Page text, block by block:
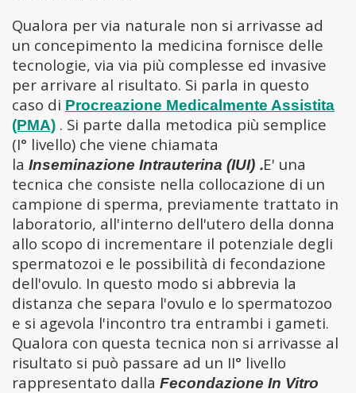
Qualora per via naturale non si arrivasse ad
un concepimento la medicina fornisce delle
tecnologie, via via più complesse ed invasive
per arrivare al risultato. Si parla in questo
caso di Procreazione Medicalmente Assistita
(PMA) . Si parte dalla metodica più semplice
(I° livello) che viene chiamata
la Inseminazione Intrauterina (IUI) .E' una
tecnica che consiste nella collocazione di un
campione di sperma, previamente trattato in
laboratorio, all'interno dell'utero della donna
allo scopo di incrementare il potenziale degli
spermatozoi e le possibilità di fecondazione
dell'ovulo. In questo modo si abbrevia la
distanza che separa l'ovulo e lo spermatozoo
e si agevola l'incontro tra entrambi i gameti.
Qualora con questa tecnica non si arrivasse al
risultato si può passare ad un II° livello
rappresentato dalla Fecondazione In Vitro